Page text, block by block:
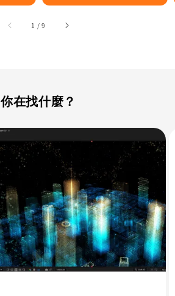
1 /9
你在找什麼？